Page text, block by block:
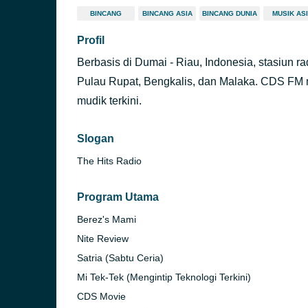
BINCANG BINCANG ASIA BINCANG DUNIA MUSIK
Profil
Berbasis di Dumai - Riau, Indonesia, stasiun
Pulau Rupat, Bengkalis, dan Malaka. CDS
mudik terkini.
Slogan
The Hits Radio
Program Utama
Berez's Mami
Nite Review
Satria (Sabtu Ceria)
Mi Tek-Tek (Mengintip Teknologi Terkini)
CDS Movie